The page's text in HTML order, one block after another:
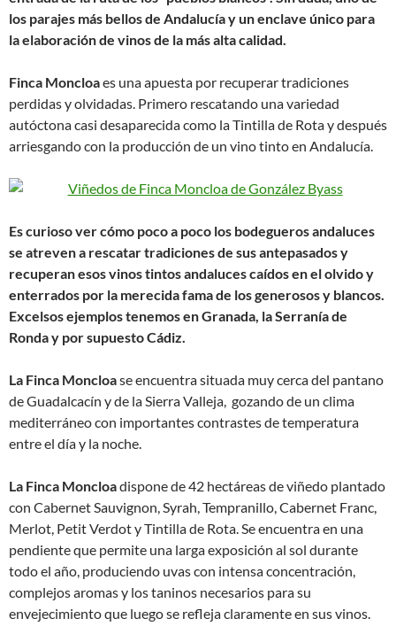
los parajes más bellos de Andalucía y un enclave único para
la elaboración de vinos de la más alta calidad.
Finca Moncloaes una apuesta por recuperar tradiciones
perdidas y olvidadas. Primero rescatando una variedad
autóctona casi desaparecida como la Tintilla de Rota y después
arriesgando con la producción de un vino tinto en Andalucía.
Es curioso ver cómo poco a poco los bodegueros andaluces
se atreven a rescatar tradiciones de sus antepasados y
recuperan esos vinos tintos andaluces caídos en el olvido y
enterrados por la merecida fama de los generosos y blancos.
Excelsos ejemplos tenemos en Granada, la Serranía de
Ronda y por supuesto Cádiz.
La Finca Moncloase encuentra situada muy cerca del pantano
de Guadalcacín y de la Sierra Valleja, gozando de un clima
mediterráneo con importantes contrastes de temperatura
entre el día y la noche.
La Finca Moncloadispone de 42 hectáreas de viñedo plantado
con Cabernet Sauvignon, Syrah, Tempranillo, Cabernet Franc,
Merlot, Petit Verdot y Tintilla de Rota. Se encuentra en una
pendiente que permite una larga exposición al sol durante
todo el año, produciendo uvas con intensa concentración,
complejos aromas y los taninos necesarios para su
envejecimiento que luego se refleja claramente en sus vinos.